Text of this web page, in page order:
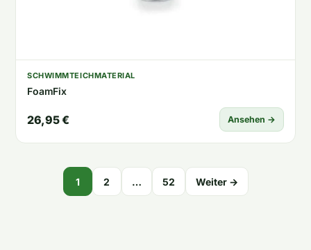
SCHWIMMTEICHMATERIAL
FoamFix
26,95 € Ansehen →
Seitennummerierung
1 2 … 52 Weiter →